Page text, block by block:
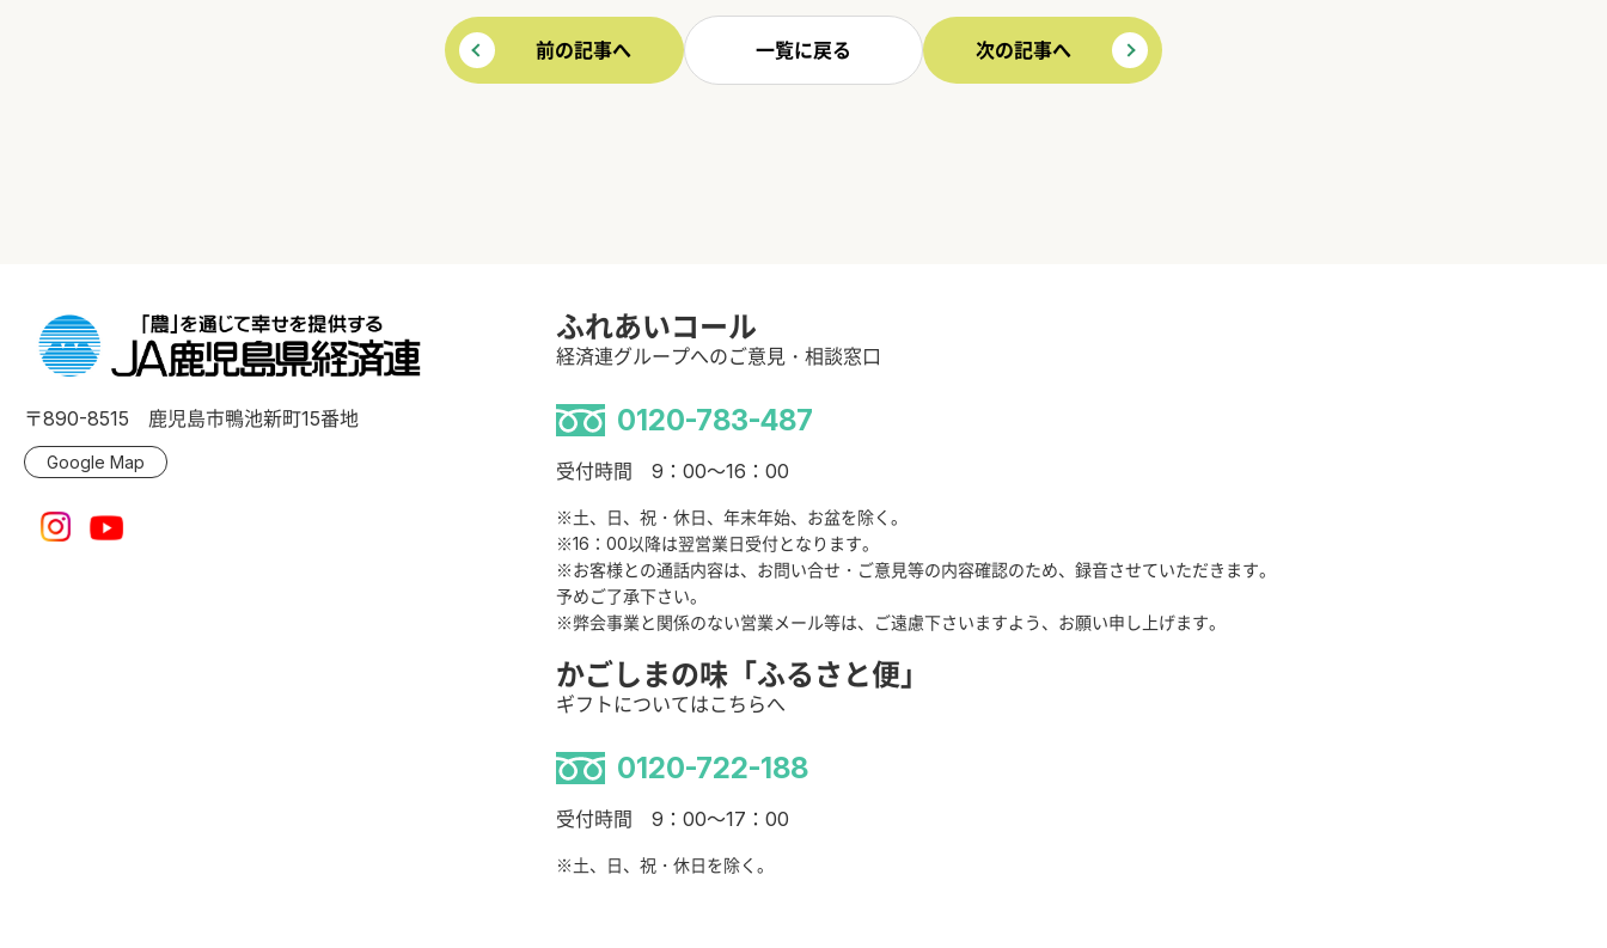
前の記事へ 一覧に戻る 次の記事へ
〒890-8515 鹿児島市鴨池新町15番地
Google Map
ふれあいコール
経済連グループへのご意見・相談窓口
0120-783-487
受付時間 9：00～16：00
※土、日、祝・休日、年末年始、お盆を除く。
※16：00以降は翌営業日受付となります。
※お客様との通話内容は、お問い合せ・ご意見等の内容確認のため、録音させていただきます。
予めご了承下さい。
※弊会事業と関係のない営業メール等は、ご遠慮下さいますよう、お願い申し上げます。
かごしまの味「ふるさと便」
ギフトについてはこちらへ
0120-722-188
受付時間 9：00～17：00
※土、日、祝・休日を除く。